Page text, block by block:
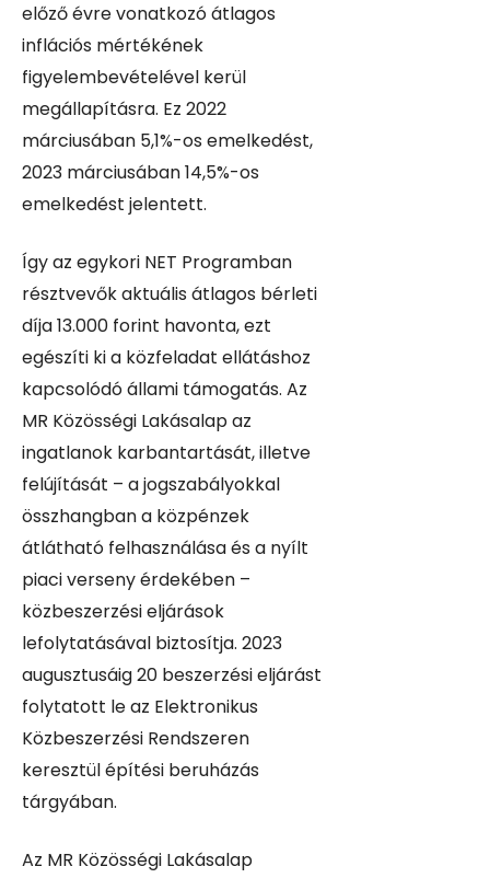
előző évre vonatkozó átlagos
inflációs mértékének
figyelembevételével kerül
megállapításra. Ez 2022
márciusában 5,1%-os emelkedést,
2023 márciusában 14,5%-os
emelkedést jelentett.
Így az egykori NET Programban
résztvevők aktuális átlagos bérleti
díja 13.000 forint havonta, ezt
egészíti ki a közfeladat ellátáshoz
kapcsolódó állami támogatás. Az
MR Közösségi Lakásalap az
ingatlanok karbantartását, illetve
felújítását – a jogszabályokkal
összhangban a közpénzek
átlátható felhasználása és a nyílt
piaci verseny érdekében –
közbeszerzési eljárások
lefolytatásával biztosítja. 2023
augusztusáig 20 beszerzési eljárást
folytatott le az Elektronikus
Közbeszerzési Rendszeren
keresztül építési beruházás
tárgyában.
Az MR Közösségi Lakásalap